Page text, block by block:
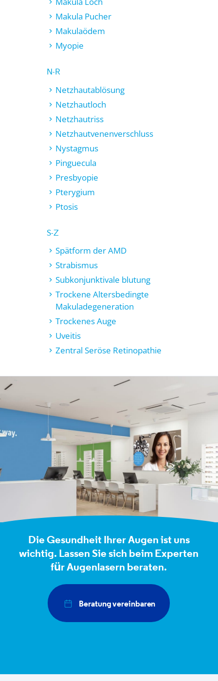
Makula Pucher
Makulaödem
Myopie
N-R
Netzhautablösung
Netzhautloch
Netzhautriss
Netzhautvenenverschluss
Nystagmus
Pinguecula
Presbyopie
Pterygium
Ptosis
S-Z
Spätform der AMD
Strabismus
Subkonjunktivale blutung
Trockene Altersbedingte
Makuladegeneration
Trockenes Auge
Uveitis
Zentral Seröse Retinopathie
Die Gesundheit Ihrer Augen ist uns
wichtig. Lassen Sie sich beim Experten
für Augenlasern beraten.
Beratung vereinbaren